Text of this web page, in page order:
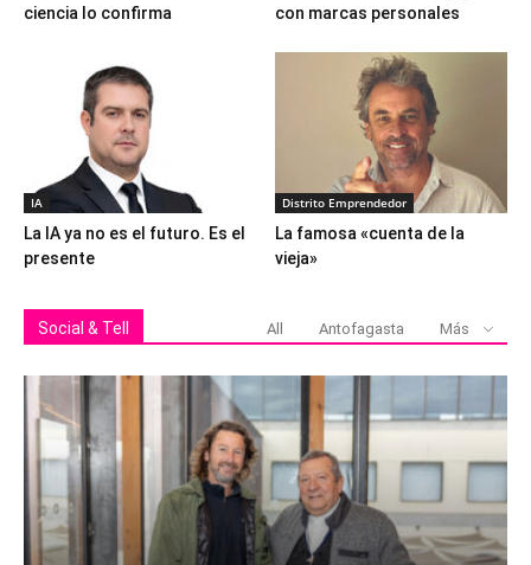
ciencia lo confirma
con marcas personales
IA
La IA ya no es el futuro. Es el
presente
Distrito Emprendedor
La famosa «cuenta de la
vieja»
Social & Tell All Antofagasta Más